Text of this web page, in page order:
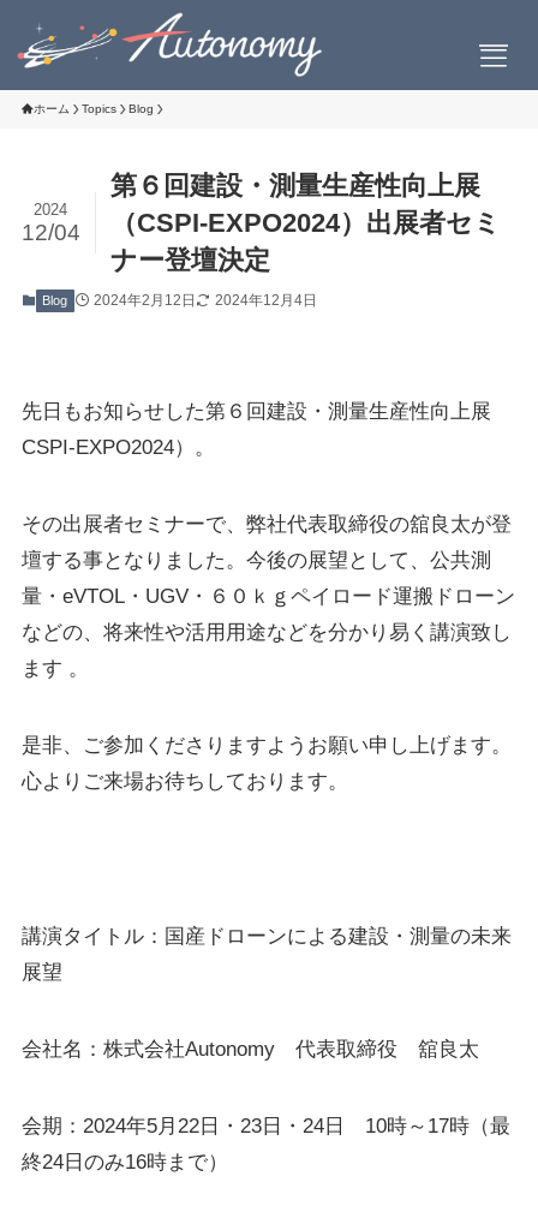
会社案内
社長挨拶
Suveyor-X
Suveyor-Ⅱ
Suveyor-Ⅲ
Suveyor-Ⅳ
画像解析システム
産業用ドローン講習
ホーム Topics Blog
第６回建設・測量生産性向上展
（CSPI-EXPO2024）出展者セミ
ナー登壇決定
2024
12/04
Blog 2024年2月12日 2024年12月4日
先日もお知らせした第６回建設・測量生産性向上展
CSPI-EXPO2024）。
その出展者セミナーで、弊社代表取締役の舘良太が登
壇する事となりました。今後の展望として、公共測
量・eVTOL・UGV・６０ｋｇペイロード運搬ドローン
などの、将来性や活用用途などを分かり易く講演致し
ます 。
是非、ご参加くださりますようお願い申し上げます。
心よりご来場お待ちしております。
講演タイトル：国産ドローンによる建設・測量の未来
展望
会社名：株式会社Autonomy 代表取締役 舘良太
会期：2024年5月22日・23日・24日 10時～17時（最
終24日のみ16時まで）